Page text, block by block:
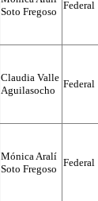
Soto Fregoso
Federal
Claudia Valle
Aguilasocho
Federal
Mónica Aralí
Soto Fregoso
Federal